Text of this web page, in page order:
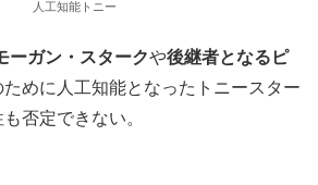
人工知能トニー
ーガン・スタークや後継者となるピ
ために人工知能となったトニースター
否定できない。